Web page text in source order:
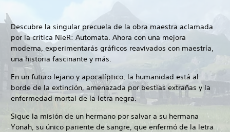
Descubre la singular precuela de la obra maestra aclamada
por la crítica NieR: Automata. Ahora con una mejora
moderna, experimentarás gráficos reavivados con maestría,
una historia fascinante y más.
En un futuro lejano y apocalíptico, la humanidad está al
borde de la extinción, amenazada por bestias extrañas y la
enfermedad mortal de la letra negra.
Sigue la misión de un hermano por salvar a su hermana
Yonah, su único pariente de sangre, que enfermó de la letra